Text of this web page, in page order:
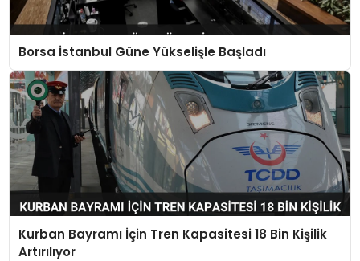
Borsa İstanbul Güne Yükselişle Başladı
Kurban Bayramı İçin Tren Kapasitesi 18 Bin Kişilik
Artırılıyor